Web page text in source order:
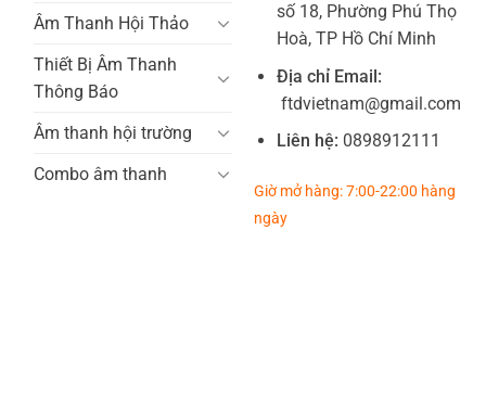
Âm Thanh Hội Thảo
Thiết Bị Âm Thanh
Thông Báo
Âm thanh hội trường
Combo âm thanh
số 18, Phường Phú Thọ
Hoà, TP Hồ Chí Minh
Địa chỉ Email:
ftdvietnam@gmail.com
Liên hệ: 0898912111
Giờ mở hàng: 7:00-22:00 hàng
ngày